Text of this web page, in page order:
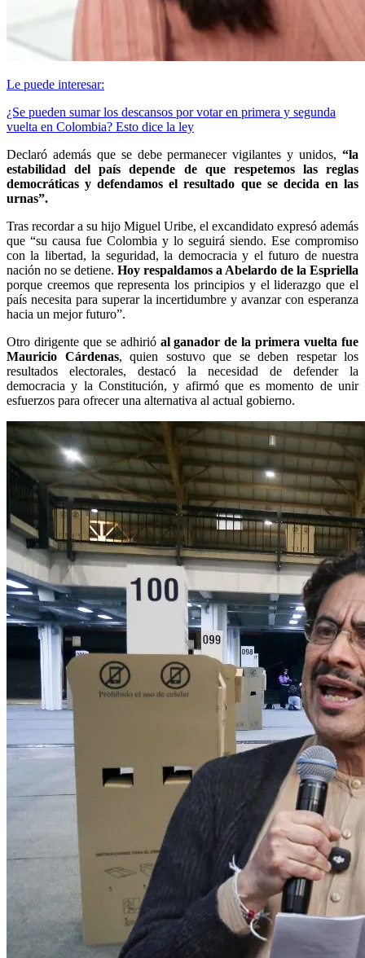
Le puede interesar:
¿Se pueden sumar los descansos por votar en primera y segunda
vuelta en Colombia? Esto dice la ley
Declaró además que se debe permanecer vigilantes y unidos, “la
estabilidad del país depende de que respetemos las reglas
democráticas y defendamos el resultado que se decida en las
urnas”.
Tras recordar a su hijo Miguel Uribe, el excandidato expresó además
que “su causa fue Colombia y lo seguirá siendo. Ese compromiso
con la libertad, la seguridad, la democracia y el futuro de nuestra
nación no se detiene. Hoy respaldamos a Abelardo de la Espriella
porque creemos que representa los principios y el liderazgo que el
país necesita para superar la incertidumbre y avanzar con esperanza
hacia un mejor futuro”.
Otro dirigente que se adhirió al ganador de la primera vuelta fue
Mauricio Cárdenas, quien sostuvo que se deben respetar los
resultados electorales, destacó la necesidad de defender la
democracia y la Constitución, y afirmó que es momento de unir
esfuerzos para ofrecer una alternativa al actual gobierno.